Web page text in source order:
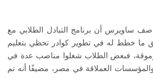
ساويرس أن برنامج التبادل الطلابي مع
ما خطط له في تطوير كوادر تحظي بتعليم
فبعض الطلاب شغلوا مناصب عدة في
العملاقة في مصر، مضيفًا أنه تم